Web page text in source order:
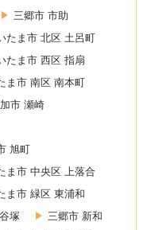
三郷市 市助
たま市 北区 土呂町
たま市 西区 指扇
ま市 南区 南本町
市 瀬崎
旭町
ま市 中央区 上落合
ま市 緑区 東浦和
塚
三郷市 新和